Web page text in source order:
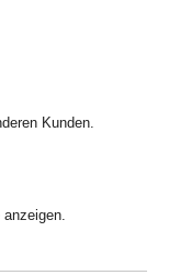
Kunden.
anzeigen.